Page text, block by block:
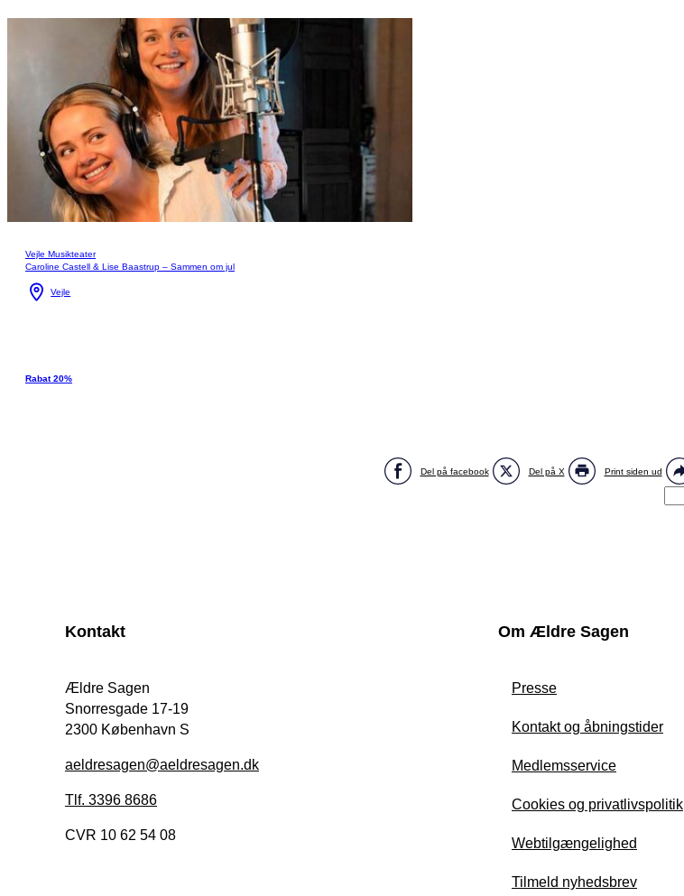
Vejle Musikteater
Caroline Castell & Lise Baastrup – Sammen om jul
Vejle
Rabat 20%
Del på facebook Del på X Print siden ud
Kontakt
Ældre Sagen
Snorresgade 17-19
2300 København S
aeldresagen@aeldresagen.dk
Tlf. 3396 8686
CVR 10 62 54 08
Om Ældre Sagen
Presse
Kontakt og åbningstider
Medlemsservice
Cookies og privatlivspolitik
Webtilgængelighed
Tilmeld nyhedsbrev